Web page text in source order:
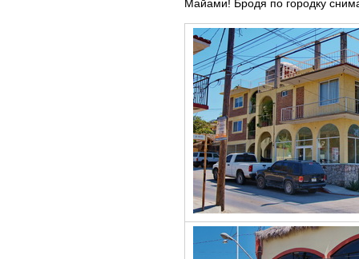
Майами! Бродя по городку